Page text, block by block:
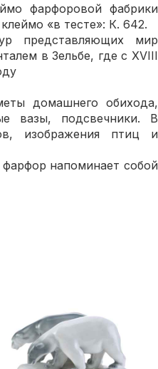
фарфоровой фабрики
«в тесте»: К. 642.
представляющих мир
в Зельбе, где с XVIII
домашнего обихода,
вазы, подсвечники. В
изображения птиц и
напоминает собой